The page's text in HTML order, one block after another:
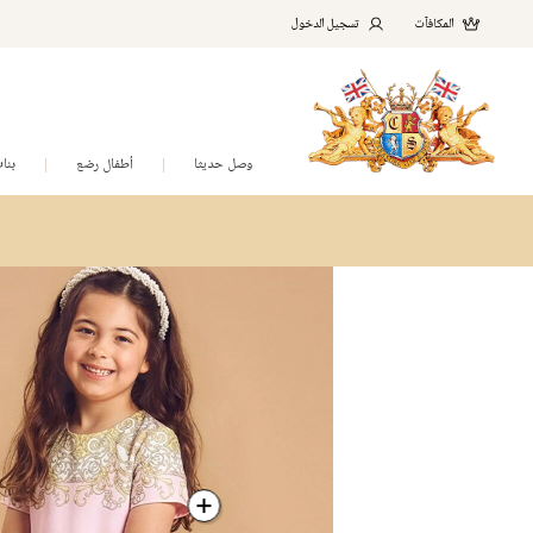
المكافآت تسجيل الدخول
وصل حديثا أطفال رضع